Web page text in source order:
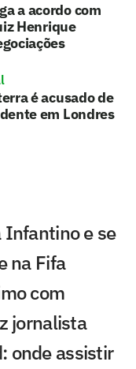
a acordo com
Henrique
é acusado de
em Londres
Infantino e se
na Fifa
com
jornalista
onde assistir